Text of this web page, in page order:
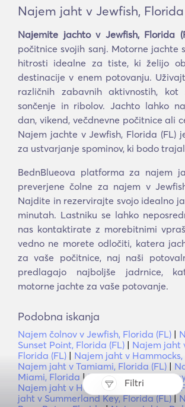
Filtri
Najem jaht v Jewfish, Florida
Najemite jachto v Jewfish, Florida
počitnice svojih sanj. Motorne jachte
hitrosti idealne za tiste, ki želijo
destinacije v enem potovanju.
različnih zabavnih aktivnostih, kot
sončenje in ribolov. Jachto lahko
dan, vikend, večdnevne počitnice ali
Najem jachte v Jewfish, Florida (FL)
za ustvarjanje spominov, ki bodo
BednBlueova platforma za najem
preverjene čolne za najem v
Najdite in rezervirajte svojo idealno
minutah. Lastniku se lahko
nas kontaktirate z morebitnimi
vedno ne morete odločiti, katera
za vaše počitnice, naj naši
predlagajo najboljše jadrnice,
motorne jachte za vaše potovanje.
Podobna iskanja
Najem čolnov v Jewfish, Florida (FL) |
Sunset Point, Florida (FL) | Najem jaht
Florida (FL) | Najem jaht v Hammocks,
Najem jaht v Tamiami, Florida (FL) |
Miami, Florida |Najem jaht v Duck
Najem jaht v Harbor Village, Florida
jaht v Summerland Key, Florida (FL)|